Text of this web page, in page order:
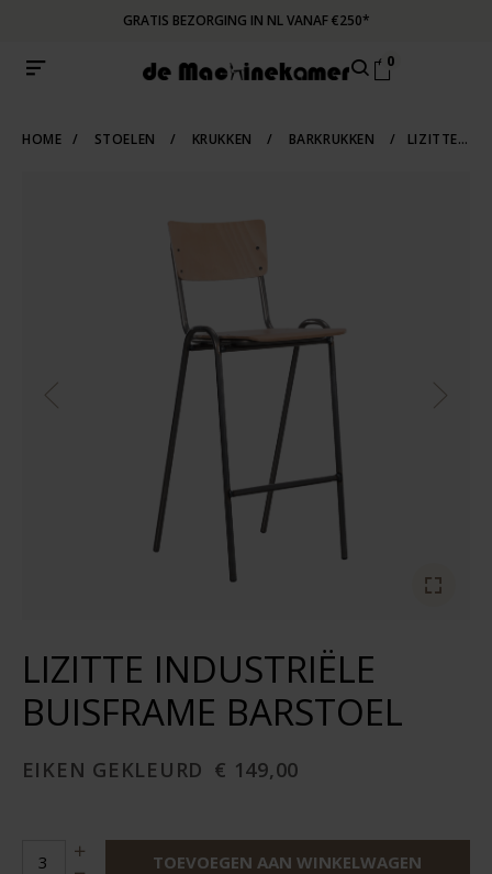
GRATIS BEZORGING IN NL VANAF €250*
0
HOME / STOELEN / KRUKKEN / BARKRUKKEN / LIZITTE INDUSTRIËLE BUISFRAME BARSTOEL
LIZITTE INDUSTRIËLE
BUISFRAME BARSTOEL
EIKEN GEKLEURD € 149,00
TOEVOEGEN AAN WINKELWAGEN